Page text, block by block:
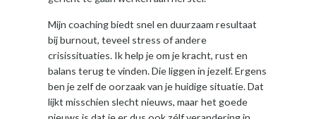
Mijn coaching biedt snel en duurzaam resultaat
bij burnout, teveel stress of andere
crisissituaties. Ik help je om je kracht, rust en
balans terug te vinden. Die liggen in jezelf. Ergens
ben je zelf de oorzaak van je huidige situatie. Dat
lijkt misschien slecht nieuws, maar het goede